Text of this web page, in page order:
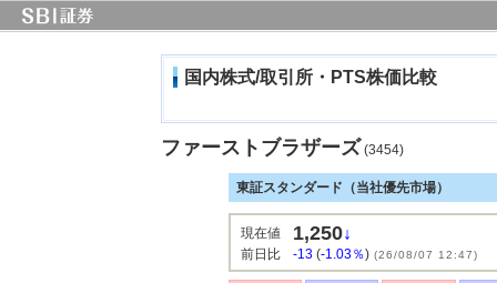
国内株式/取引所・PTS株価比較
ファーストブラザーズ (3454)
東証スタンダード（当社優先市場）
現在値 1,250↓
前日比 -13 (-1.03％) (26/08/07 12:47)